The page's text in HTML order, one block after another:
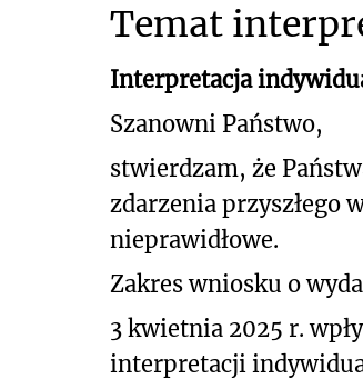
Temat
Interpretacja
Szanowni Państwo,
stwierdzam, że
zdarzenia przyszłego
nieprawidłowe.
Zakres wniosku o
3 kwietnia 2025 r.
interpretacji